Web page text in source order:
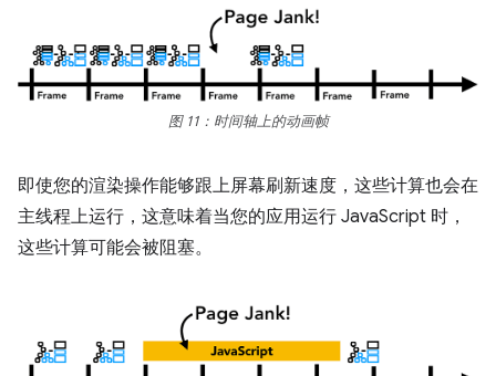
图 11：时间轴上的动画帧
即使您的渲染操作能够跟上屏幕刷新速度，这些计算也会在
主线程上运行，这意味着当您的应用运行 JavaScript 时，
这些计算可能会被阻塞。